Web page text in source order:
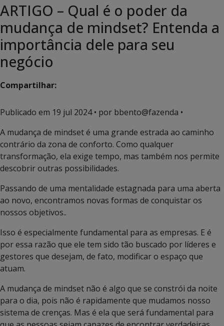
ARTIGO – Qual é o poder da
mudança de mindset? Entenda a
importância dele para seu
negócio
Compartilhar:
Publicado em 19 jul 2024• por bbento@fazenda •
A mudança de mindset é uma grande estrada ao caminho
contrário da zona de conforto. Como qualquer
transformação, ela exige tempo, mas também nos permite
descobrir outras possibilidades.
Passando de uma mentalidade estagnada para uma aberta
ao novo, encontramos novas formas de conquistar os
nossos objetivos..
Isso é especialmente fundamental para as empresas. E é
por essa razão que ele tem sido tão buscado por líderes e
gestores que desejam, de fato, modificar o espaço que
atuam.
A mudança de mindset não é algo que se constrói da noite
para o dia, pois não é rapidamente que mudamos nosso
sistema de crenças. Mas é ela que será fundamental para